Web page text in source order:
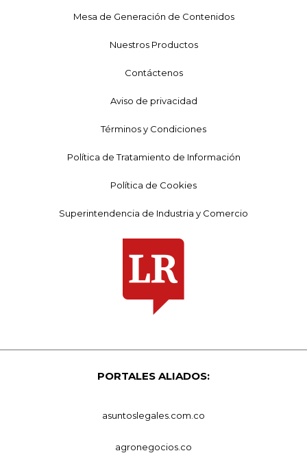
Mesa de Generación de Contenidos
Nuestros Productos
Contáctenos
Aviso de privacidad
Términos y Condiciones
Política de Tratamiento de Información
Política de Cookies
Superintendencia de Industria y Comercio
PORTALES ALIADOS:
asuntoslegales.com.co
agronegocios.co